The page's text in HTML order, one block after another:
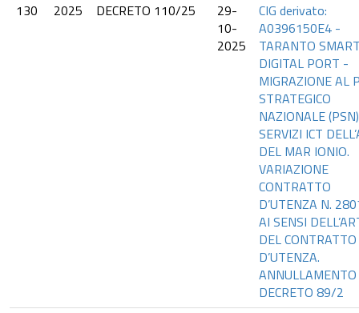
130
2025 DECRETO 110/25
29-
10-
2025
CIG derivato:
A0396150E4 -
TARANTO
DIGITAL PORT -
MIGRAZIONE AL
STRATEGICO
NAZIONALE
SERVIZI ICT
DEL MAR IONIO.
VARIAZIONE
CONTRATTO
D’UTENZA N.
AI SENSI
DEL CONTRATTO
D’UTENZA.
ANNULLAMENTO
DECRETO 89/2